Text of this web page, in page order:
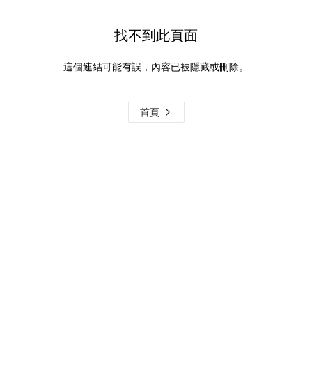
找不到此頁面
這個連結可能有誤，內容已被隱藏或刪除。
首頁